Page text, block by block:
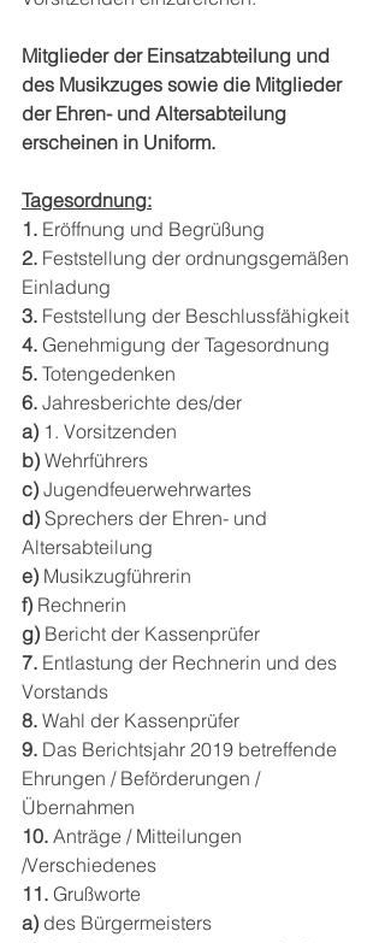
Mitglieder der Einsatzabteilung und
des Musikzuges sowie die Mitglieder
der Ehren- und Altersabteilung
erscheinen in Uniform.
Tagesordnung:
1. Eröffnung und Begrüßung
2. Feststellung der ordnungsgemäßen
Einladung
3. Feststellung der Beschlussfähigkeit
4. Genehmigung der Tagesordnung
5. Totengedenken
6. Jahresberichte des/der
a) 1. Vorsitzenden
b) Wehrführers
c) Jugendfeuerwehrwartes
d) Sprechers der Ehren- und
Altersabteilung
e) Musikzugführerin
f) Rechnerin
g) Bericht der Kassenprüfer
7. Entlastung der Rechnerin und des
Vorstands
8. Wahl der Kassenprüfer
9. Das Berichtsjahr 2019 betreffende
Ehrungen / Beförderungen /
Übernahmen
10. Anträge / Mitteilungen
/Verschiedenes
11. Grußworte
a) des Bürgermeisters